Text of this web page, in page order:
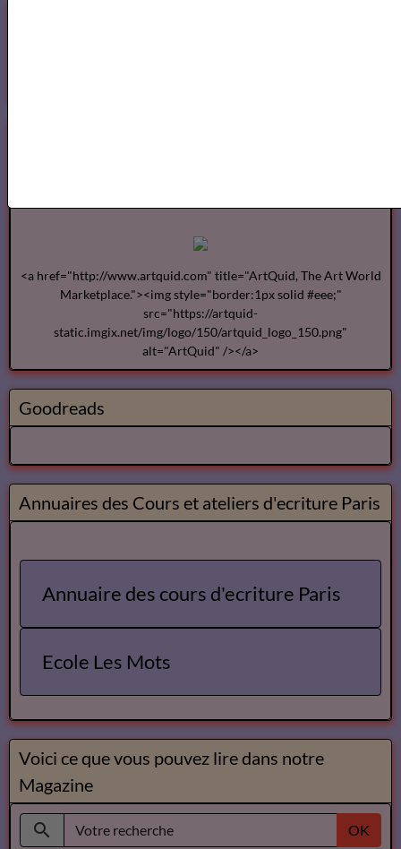
<a href="http://www.artquid.com" title="ArtQuid, The Art World
Marketplace."><img style="border:1px solid #eee;"
src="https://artquid-
static.imgix.net/img/logo/150/artquid_logo_150.png"
alt="ArtQuid" /></a>
Goodreads
Annuaires des Cours et ateliers d'ecriture Paris
Annuaire des cours d'ecriture Paris
Ecole Les Mots
Voici ce que vous pouvez lire dans notre
Magazine
OK